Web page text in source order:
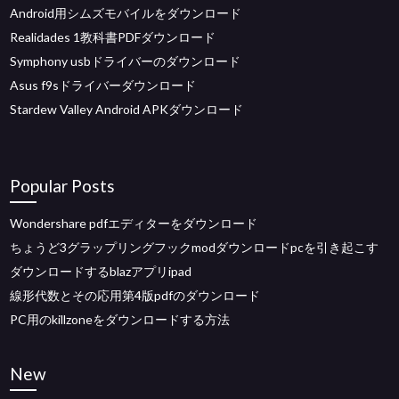
Android用シムズモバイルをダウンロード
Realidades 1教科書PDFダウンロード
Symphony usbドライバーのダウンロード
Asus f9sドライバーダウンロード
Stardew Valley Android APKダウンロード
Popular Posts
Wondershare pdfエディターをダウンロード
ちょうど3グラップリングフックmodダウンロードpcを引き起こす
ダウンロードするblazアプリipad
線形代数とその応用第4版pdfのダウンロード
PC用のkillzoneをダウンロードする方法
New